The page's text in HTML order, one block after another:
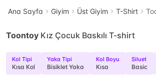
Ana Sayfa Giyim Üst Giyim T-Shirt
Toontoy Kız Çocuk Baskılı T-shirt
Kol Tipi
Kısa Kol
Yaka Tipi
Bisiklet Yaka
Kol Boyu
Kısa
Siluet
Basic